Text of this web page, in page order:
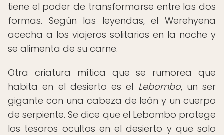
tiene el poder de transformarse entre las dos
formas. Según las leyendas, el Werehyena
acecha a los viajeros solitarios en la noche y
se alimenta de su carne.
Otra criatura mítica que se rumorea que
habita en el desierto es el Lebombo, un ser
gigante con una cabeza de león y un cuerpo
de serpiente. Se dice que el Lebombo protege
los tesoros ocultos en el desierto y que solo